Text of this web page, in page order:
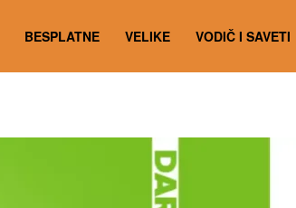
BESPLATNE VELIKE VODIČ I SAVETI